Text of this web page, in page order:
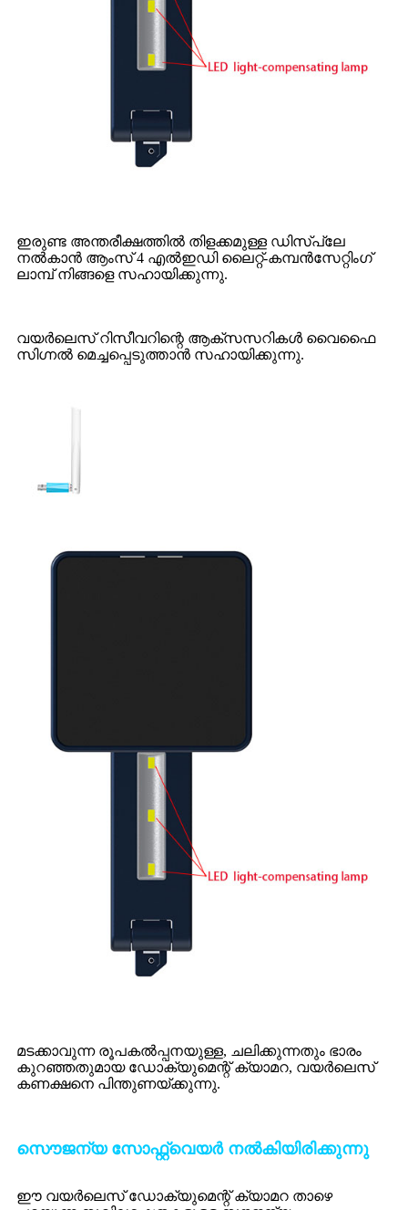
ഇരുണ്ട അന്തരീക്ഷത്തിൽ തിളക്കമുള്ള ഡിസ്പ്ലേ
നൽകാൻ ആംസ് 4 എൽഇഡി ലൈറ്റ്-കമ്പൻസേറ്റിംഗ്
ലാമ്പ് നിങ്ങളെ സഹായിക്കുന്നു.
വയർലെസ് റിസീവറിന്റെ ആക്‌സസറികൾ വൈഫൈ
സിഗ്നൽ മെച്ചപ്പെടുത്താൻ സഹായിക്കുന്നു.
മടക്കാവുന്ന രൂപകൽപ്പനയുള്ള, ചലിക്കുന്നതും ഭാരം
കുറഞ്ഞതുമായ ഡോക്യുമെന്റ് ക്യാമറ, വയർലെസ്
കണക്ഷനെ പിന്തുണയ്ക്കുന്നു.
സൌജന്യ സോഫ്റ്റ്‌വെയർ നൽകിയിരിക്കുന്നു
ഈ വയർലെസ് ഡോക്യുമെന്റ് ക്യാമറ താഴെ